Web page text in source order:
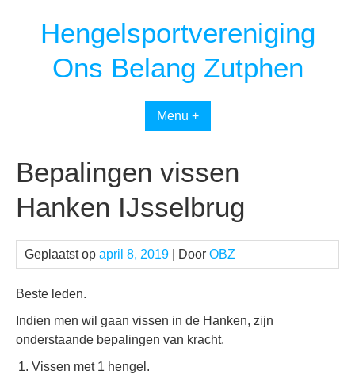
Hengelsportvereniging
Ons Belang Zutphen
Menu +
Bepalingen vissen
Hanken IJsselbrug
Geplaatst op april 8, 2019 | Door OBZ
Beste leden.
Indien men wil gaan vissen in de Hanken, zijn
onderstaande bepalingen van kracht.
Vissen met 1 hengel.